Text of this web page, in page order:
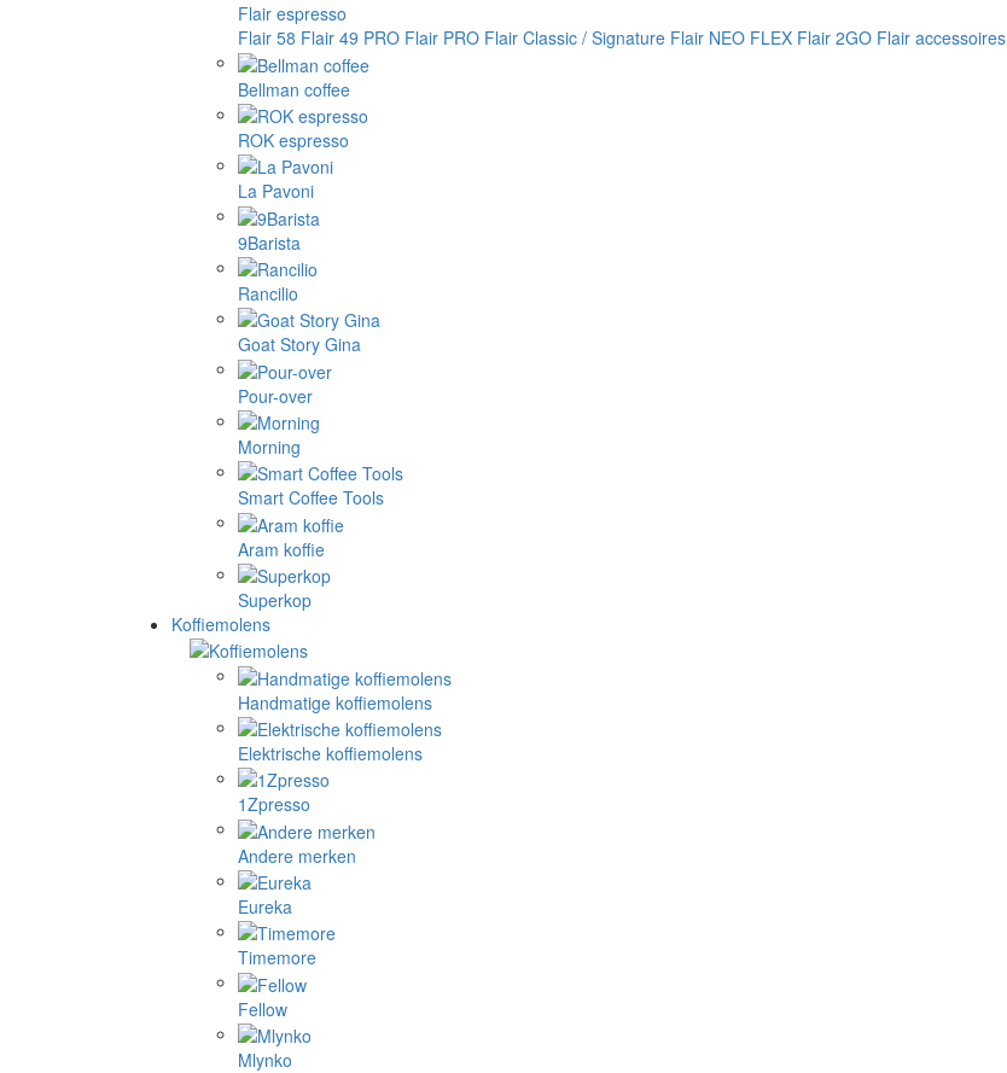
Flair espresso
Flair 58 Flair 49 PRO Flair PRO Flair Classic / Signature Flair NEO FLEX Flair 2GO Flair accessoires
Bellman coffee
ROK espresso
La Pavoni
9Barista
Rancilio
Goat Story Gina
Pour-over
Morning
Smart Coffee Tools
Aram koffie
Superkop
Koffiemolens
Handmatige koffiemolens
Elektrische koffiemolens
1Zpresso
Andere merken
Eureka
Timemore
Fellow
Mlynko